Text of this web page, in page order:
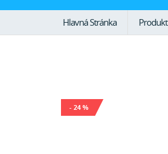
Hlavná Stránka Produkt
- 24 %